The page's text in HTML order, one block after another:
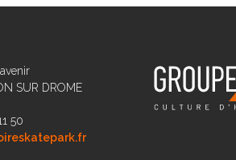
SUR DROME
50